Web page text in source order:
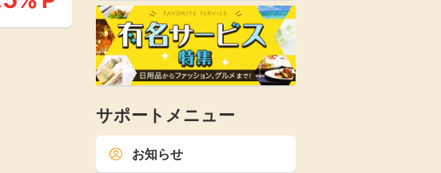
サポートメニュー
お知らせ